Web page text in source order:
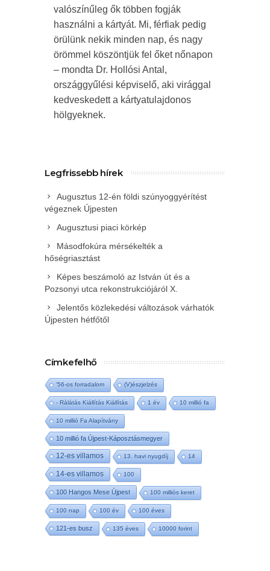
valószínűleg ők többen fogják
használni a kártyát. Mi, férfiak pedig
örülünk nekik minden nap, és nagy
örömmel köszöntjük fel őket nőnapon
– mondta Dr. Hollósi Antal,
országgyűlési képviselő, aki virággal
kedveskedett a kártyatulajdonos
hölgyeknek.
Legfrissebb hírek
Augusztus 12-én földi szúnyoggyérítést
végeznek Újpesten
Augusztusi piaci körkép
Másodfokúra mérsékelték a
hőségriasztást
Képes beszámoló az István út és a
Pozsonyi utca rekonstrukciójáról X.
Jelentős közlekedési változások várhatók
Újpesten hétfőtől
Címkefelhő
'56-os forradalom (V)észjelzés
- Rálátás Kiállítás Kiállítás 1 év 10 millió fa
10 millió Fa Alapítvány
10 millió fa Újpest-Káposztásmegyer
12-es villamos 13. havi nyugdíj 14
14-es villamos 100
100 Hangos Mese Újpest 100 milliós keret
100 nap 100 év 100 éves
121-es busz 135 éves 10000 forint